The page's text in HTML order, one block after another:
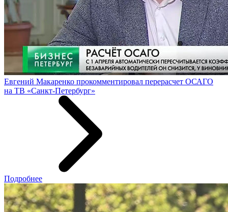
Евгений Макаренко прокомментировал перерасчет ОСАГО
на ТВ «Санкт-Петербург»
Подробнее